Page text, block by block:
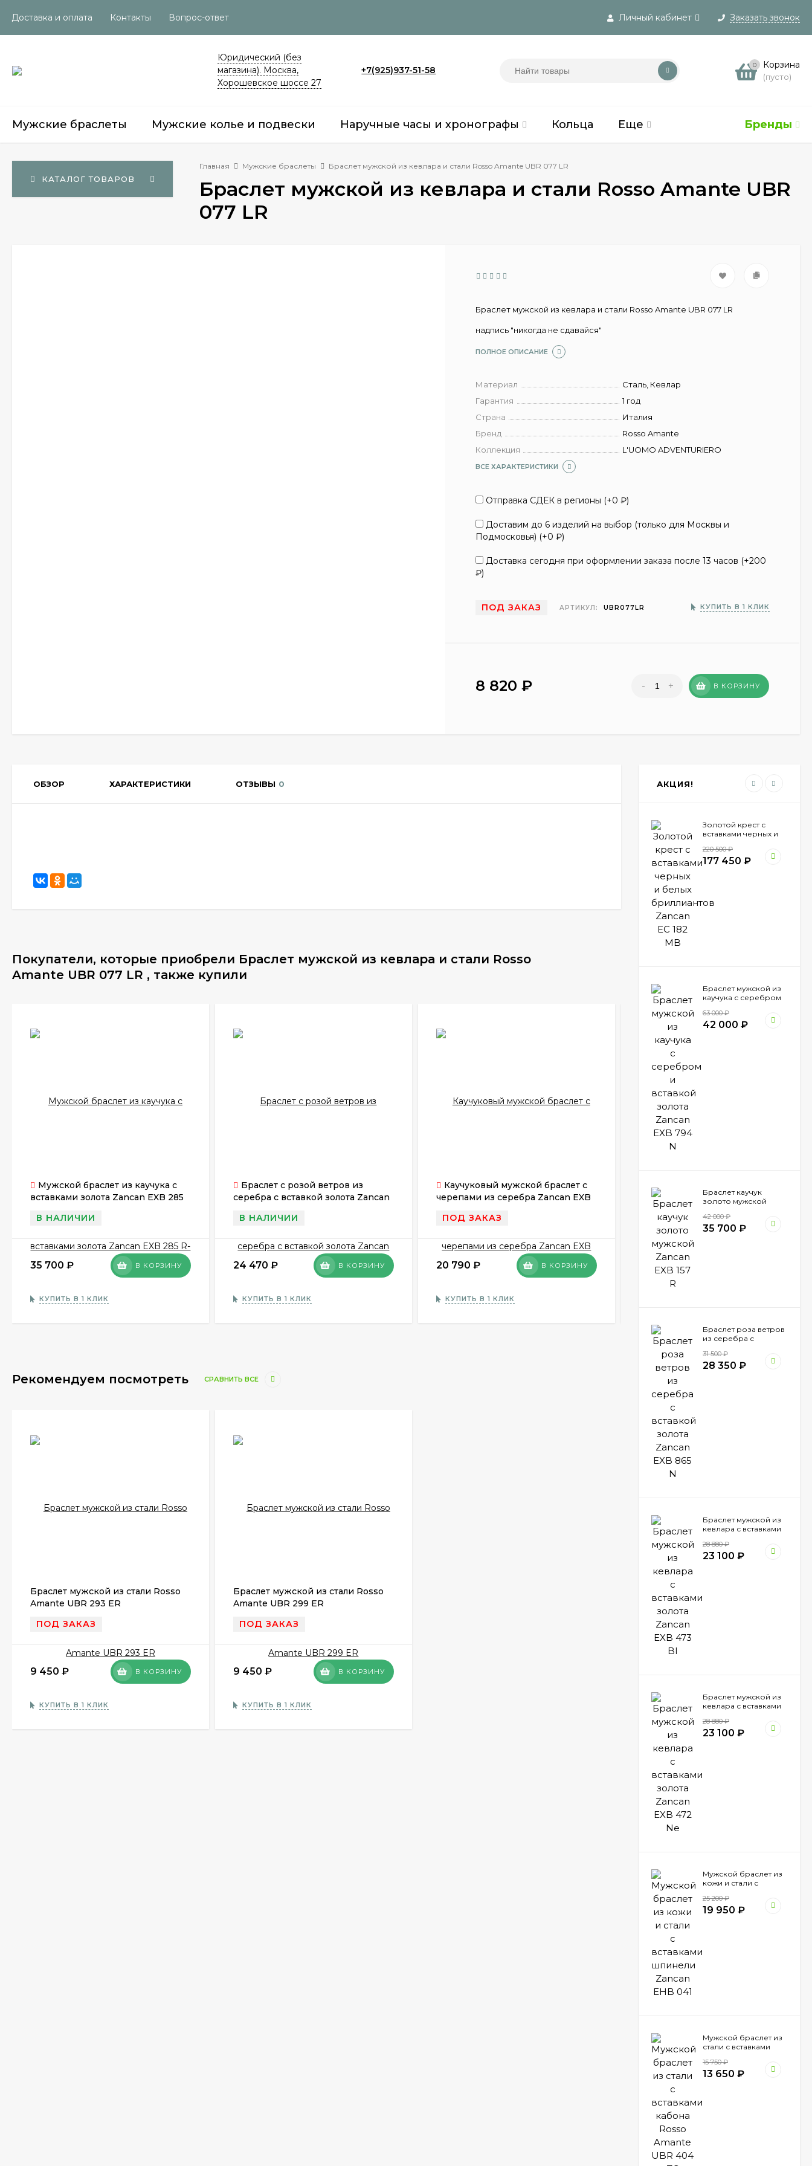
Личный кабинет Заказать звонок
Доставка и оплата Контакты Вопрос-ответ
Юридический (без
магазина). Москва,
Хорошевское шоссе 27
+7(925)937-51-58 0 Корзина
(пусто)
Бренды
Мужские браслеты Мужские колье и подвески Наручные часы и хронографы Кольца Еще
КАТАЛОГ ТОВАРОВ
Главная Мужские браслеты Браслет мужской из кевлара и стали Rosso Amante UBR 077 LR
Браслет мужской из кевлара и стали Rosso Amante UBR
077 LR
Браслет мужской из кевлара и стали Rosso Amante UBR 077 LR
надпись "никогда не сдавайся"
ПОЛНОЕ ОПИСАНИЕ
Материал
Сталь, Кевлар
Гарантия
1 год
Страна
Италия
Бренд
Rosso Amante
Коллекция
L'UOMO ADVENTURIERO
ВСЕ ХАРАКТЕРИСТИКИ
Отправка СДЕК в регионы (+0₽)
Доставим до 6 изделий на выбор (только для Москвы и
Подмосковья) (+0₽)
Доставка сегодня при оформлении заказа после 13 часов (+200
₽)
ПОД ЗАКАЗ АРТИКУЛ: UBR077LR КУПИТЬ В 1 КЛИК
8 820₽ - + В КОРЗИНУ
ОБЗОР ХАРАКТЕРИСТИКИ ОТЗЫВЫ 0
Покупатели, которые приобрели Браслет мужской из кевлара и стали Rosso
Amante UBR 077 LR , также купили
Мужской браслет из каучука с
вставками золота Zancan EXB 285
В НАЛИЧИИ
35 700 ₽ В КОРЗИНУ
КУПИТЬ В 1 КЛИК
Браслет с розой ветров из
серебра с вставкой золота Zancan
В НАЛИЧИИ
24 470 ₽ В КОРЗИНУ
КУПИТЬ В 1 КЛИК
Каучуковый мужской браслет с
черепами из серебра Zancan EXB
ПОД ЗАКАЗ
20 790 ₽ В КОРЗИНУ
КУПИТЬ В 1 КЛИК
Браслет мужской из кевлара и
стали Rosso Amante UBR 123 BL
ПОД ЗАКАЗ
9 980₽
Рекомендуем посмотреть СРАВНИТЬ ВСЕ
Браслет мужской из стали Rosso
Amante UBR 293 ER
ПОД ЗАКАЗ
9 450 ₽ В КОРЗИНУ
КУПИТЬ В 1 КЛИК
Браслет мужской из стали Rosso
Amante UBR 299 ER
ПОД ЗАКАЗ
9 450 ₽ В КОРЗИНУ
КУПИТЬ В 1 КЛИК
АКЦИЯ!
Золотой крест с
вставками черных и
Zancan EC 182 MB
220 500₽
177 450 ₽
Браслет мужской из
каучука с серебром
Zancan EXB 794 N
63 000₽
42 000 ₽
Браслет каучук
золото мужской
42 000₽
35 700 ₽
Браслет роза ветров
из серебра с
Zancan EXB 865 N
31 500₽
28 350 ₽
Браслет мужской из
кевлара с вставками
473 BI
28 880₽
23 100 ₽
Браслет мужской из
кевлара с вставками
472 Ne
28 880₽
23 100 ₽
Мужской браслет из
кожи и стали с
Zancan EHB 041
25 200₽
19 950 ₽
Мужской браслет из
стали с вставками
UBR 404 ZG
15 750₽
13 650 ₽